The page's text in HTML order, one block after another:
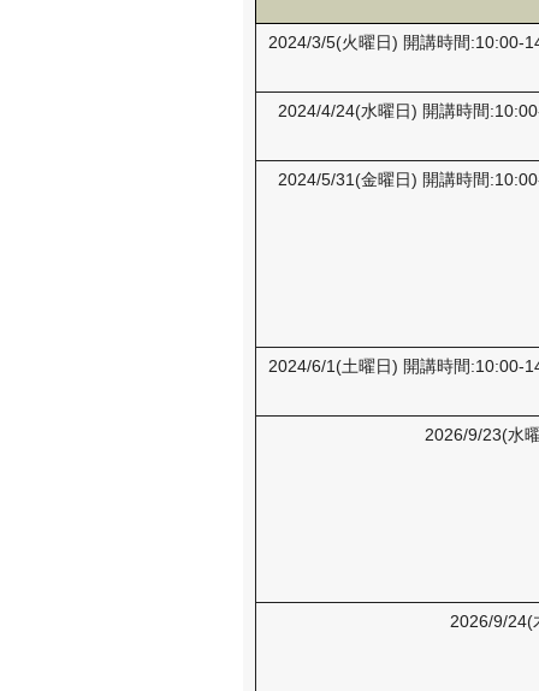
2024/3/5(火曜日) 開講時間
2024/4/24(水曜日) 開講時間
2024/5/31(金曜日) 開講時間
2024/6/1(土曜日) 開講時間
2026/9/23(水
2026/9/24(